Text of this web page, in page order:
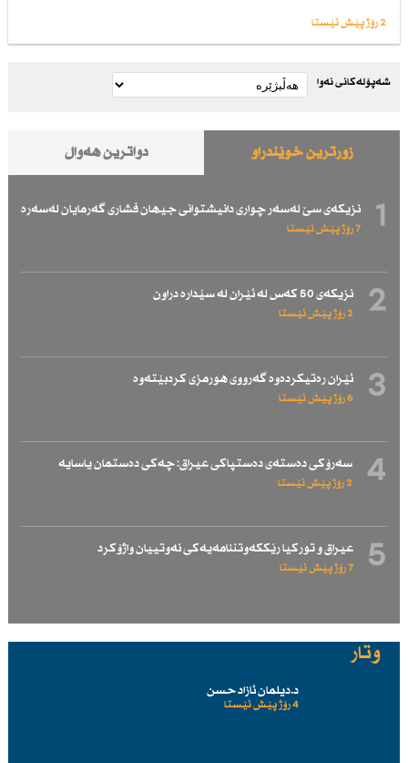
2 رۆژ پێش ئێستا
شەپۆلەکانی نەوا
زۆرترین خوێندراو دواترین هەواڵ
1 نزیكەی سێ لەسەر چواری دانیشتوانی جیهان فشاری گەرمایان لەسەرە
7 رۆژ پێش ئێستا
2 نزیكەی 50 كەس لە ئێران لە سێدارە دراون
2 رۆژ پێش ئێستا
3 ئێران رەتیكردەوە گەرووی هورمزی كردبێتەوە
6 رۆژ پێش ئێستا
4 سەرۆكی دەستەی دەستپاكی عیراق: چەكی دەستمان یاسایە
2 رۆژ پێش ئێستا
5 عیراق و توركیا رێككەوتننامەیەكی نەوتییان واژۆكرد
7 رۆژ پێش ئێستا
وتار
د.دیلمان ئازاد حسن
4 رۆژ پێش ئێستا